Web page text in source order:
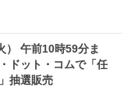
） 午前10時59分ま
ドット・コムで「任
抽選販売